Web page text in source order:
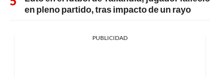
en pleno partido, tras impacto de un rayo
PUBLICIDAD